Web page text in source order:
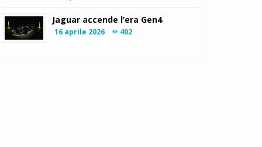
Jaguar accende l’era Gen4
16 aprile 2026 402